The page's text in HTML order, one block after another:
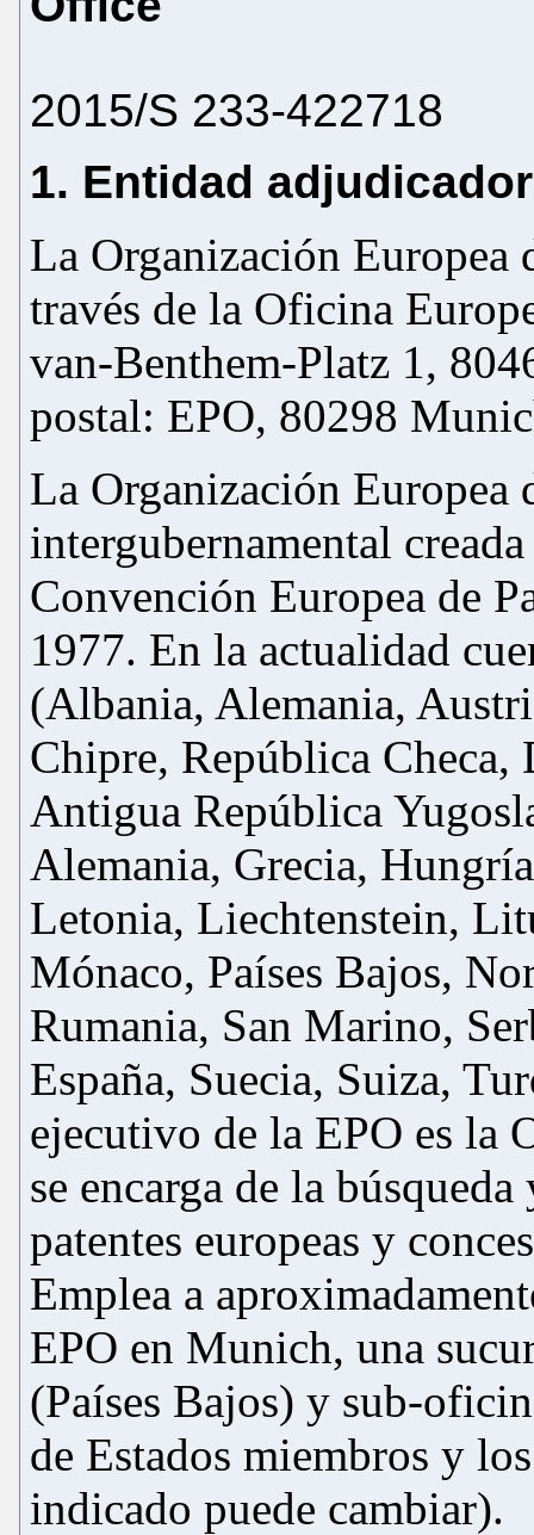
2015/S 233-422718
1. Entidad
La Organización Europea
través de la Oficina
van-Benthem-Platz 1,
postal: EPO, 80298
La Organización Europea
intergubernamental
Convención Europea de
1977. En la actualidad
(Albania, Alemania,
Chipre, República
Antigua República
Alemania, Grecia,
Letonia, Liechtenstein,
Mónaco, Países Bajos,
Rumania, San Marino,
España, Suecia, Suiza,
ejecutivo de la EPO es la
se encarga de la
patentes europeas y
Emplea a
EPO en Munich, una
(Países Bajos) y sub-
de Estados miembros y
indicado puede cambiar).